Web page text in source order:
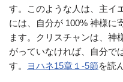
す。このような人は、主イ
には、自分が 100% 神様に
ます。クリスチャンは、神
がっていなければ、自分で
す。
ヨハネ15章１‐5節を読